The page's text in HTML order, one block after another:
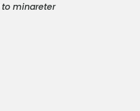
to minareter